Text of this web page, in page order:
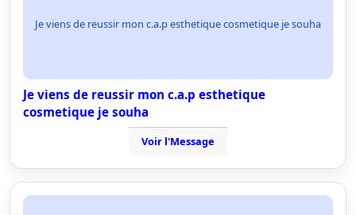
Je viens de reussir mon c.a.p esthetique cosmetique je souha
Je viens de reussir mon c.a.p esthetique
cosmetique je souha
Voir l'Message